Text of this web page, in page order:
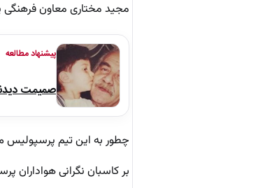
مجید مختاری معاون
پیشنهاد مطالعه
صمیمت
چطور به این تیم پرسپولیس
بر کاسبان نگرانی هواداران